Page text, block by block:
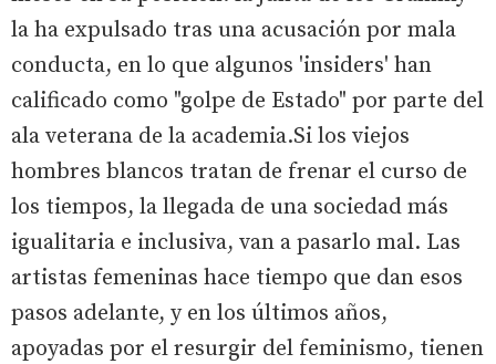
la ha expulsado tras una acusación por mala
conducta, en lo que algunos 'insiders' han
calificado como "golpe de Estado" por parte del
ala veterana de la academia.Si los viejos
hombres blancos tratan de frenar el curso de
los tiempos, la llegada de una sociedad más
igualitaria e inclusiva, van a pasarlo mal. Las
artistas femeninas hace tiempo que dan esos
pasos adelante, y en los últimos años,
apoyadas por el resurgir del feminismo, tienen